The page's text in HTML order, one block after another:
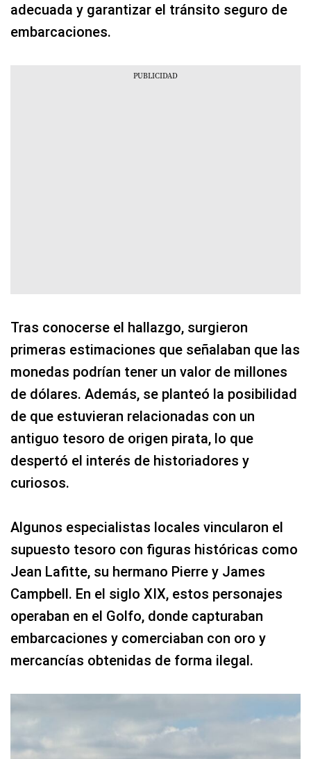
adecuada y garantizar el tránsito seguro de
embarcaciones.
Tras conocerse el hallazgo, surgieron
primeras estimaciones que señalaban que las
monedas podrían tener un valor de millones
de dólares. Además, se planteó la posibilidad
de que estuvieran relacionadas con un
antiguo tesoro de origen pirata, lo que
despertó el interés de historiadores y
curiosos.
Algunos especialistas locales vincularon el
supuesto tesoro con figuras históricas como
Jean Lafitte, su hermano Pierre y James
Campbell. En el siglo XIX, estos personajes
operaban en el Golfo, donde capturaban
embarcaciones y comerciaban con oro y
mercancías obtenidas de forma ilegal.